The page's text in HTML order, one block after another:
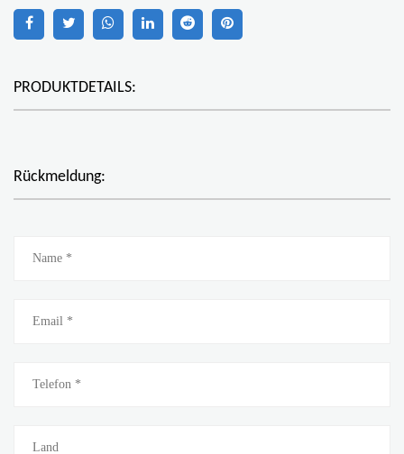
PRODUKTDETAILS:
Rückmeldung: